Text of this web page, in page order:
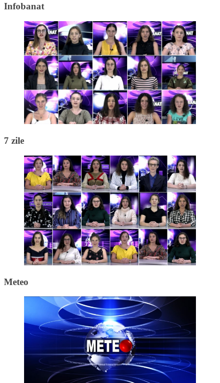
Infobanat
7 zile
Meteo